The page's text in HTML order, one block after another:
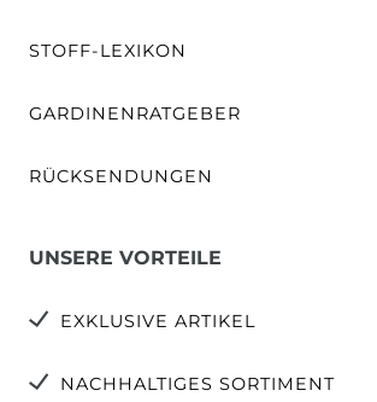
STOFF-LEXIKON
GARDINENRATGEBER
RÜCKSENDUNGEN
UNSERE VORTEILE
EXKLUSIVE ARTIKEL
NACHHALTIGES SORTIMENT